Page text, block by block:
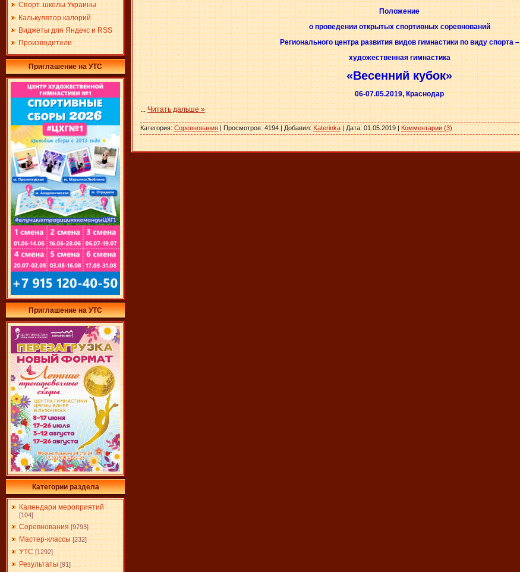
Спорт. школы Украины
Калькулятор калорий
Виджеты для Яндекс и RSS
Производители
Приглашение на УТС
Приглашение на УТС
Категории раздела
Календари мероприятий
[104]
Соревнования [9793]
Мастер-классы [232]
УТС [1292]
Результаты [91]
Положение
о проведении открытых спортивных соревнований
Регионального центра развития видов гимнастики по виду спорта –
художественная гимнастика
«Весенний кубок»
06-07.05.2019, Краснодар
Читать дальше »
Категория: Соревнования | Просмотров: 4194 | Добавил: Katerinka | Дата: 01.05.2019 | Комментарии (3)